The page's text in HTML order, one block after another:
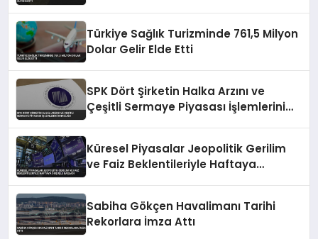
Türkiye Sağlık Turizminde 761,5 Milyon
Dolar Gelir Elde Etti
SPK Dört Şirketin Halka Arzını ve
Çeşitli Sermaye Piyasası İşlemlerini
Küresel Piyasalar Jeopolitik Gerilim
ve Faiz Beklentileriyle Haftaya
Sabiha Gökçen Havalimanı Tarihi
Rekorlara İmza Attı